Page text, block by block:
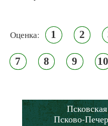
Оценка: 1 2
7 8 9 10
Псково-